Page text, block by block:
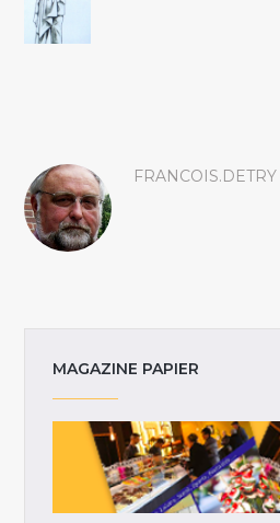
FRANCOIS.DETRY
MAGAZINE PAPIER